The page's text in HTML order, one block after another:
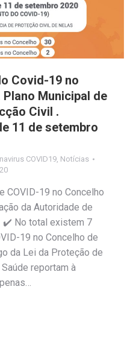
Covid-19 no
Municipal de
Civil .
11 de setembro
COVID19 Notícias
19 no Concelho
da Autoridade de
✔️ No total existem 7
19 no Concelho de
da Lei da Proteção de
reportam à